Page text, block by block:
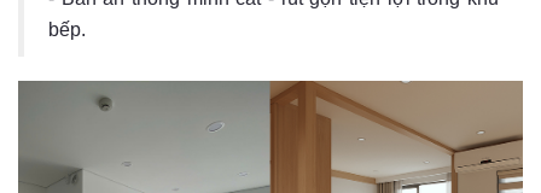
bếp.